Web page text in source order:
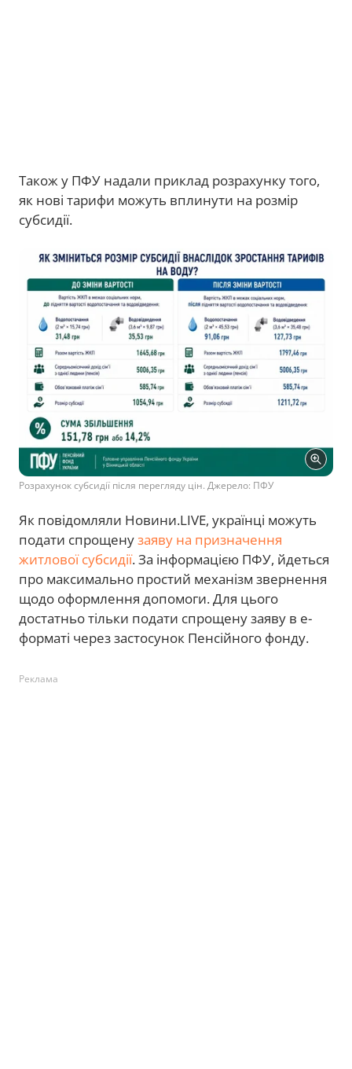
Також у ПФУ надали приклад розрахунку того,
як нові тарифи можуть вплинути на розмір
субсидії.
Розрахунок субсидії після перегляду цін. Джерело: ПФУ
Як повідомляли Новини.LIVE, українці можуть
подати спрощенузаяву на призначення
житлової субсидії. За інформацією ПФУ, йдеться
про максимально простий механізм звернення
щодо оформлення допомоги. Для цього
достатньо тільки подати спрощену заяву в е-
форматі через застосунок Пенсійного фонду.
Реклама